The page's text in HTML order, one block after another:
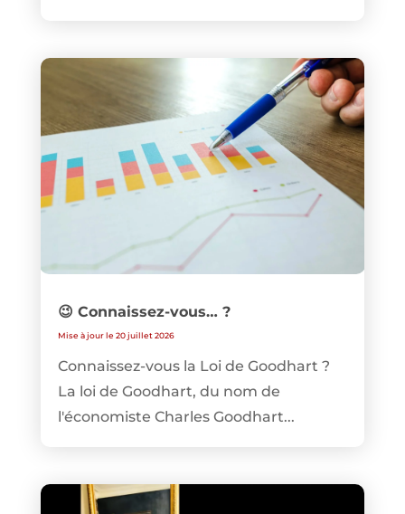
😉 Connaissez-vous… ?
Mise à jour le 20 juillet 2026
Connaissez-vous la Loi de Goodhart ?
La loi de Goodhart, du nom de
l'économiste Charles Goodhart...